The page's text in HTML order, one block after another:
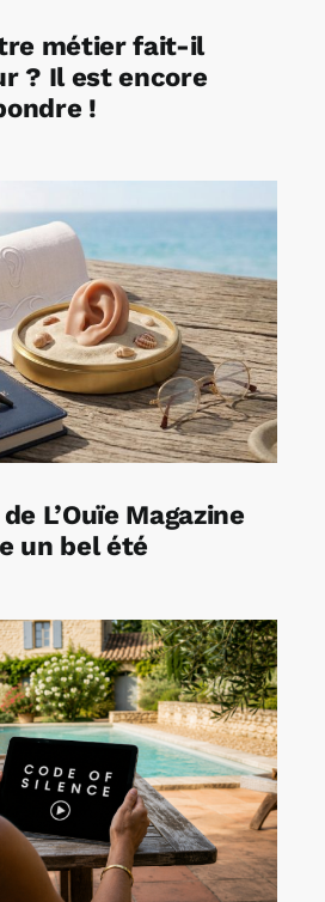
métier fait-il
? Il est encore
!
L’Ouïe Magazine
un bel été